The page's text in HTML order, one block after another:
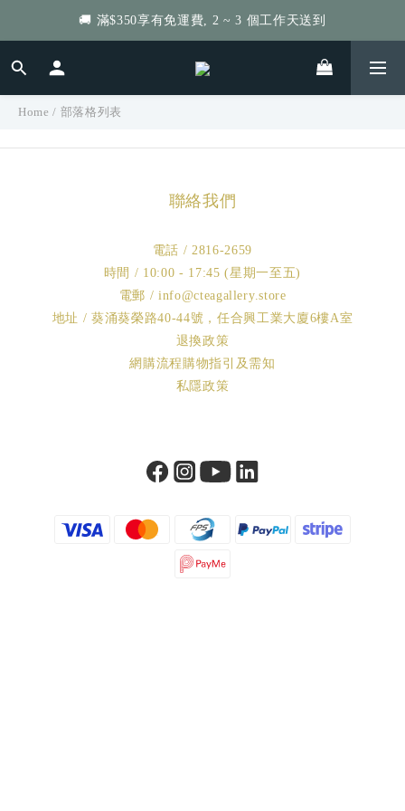
給個訂單好評，立即送你 $5 購物金！
🚚 滿$350享有免運費, 2 ~ 3 個工作天送到
自選茶罐．買4罐減$40、8罐減$80、高達$400！
Home / 部落格列表
聯絡我們
電話 / 2816-2659
時間 / 10:00 - 17:45 (星期一至五)
電郵 / info@cteagallery.store
地址 / 葵涌葵榮路40-44號，任合興工業大廈6樓A室
退換政策
網購流程購物指引及需知
私隱政策